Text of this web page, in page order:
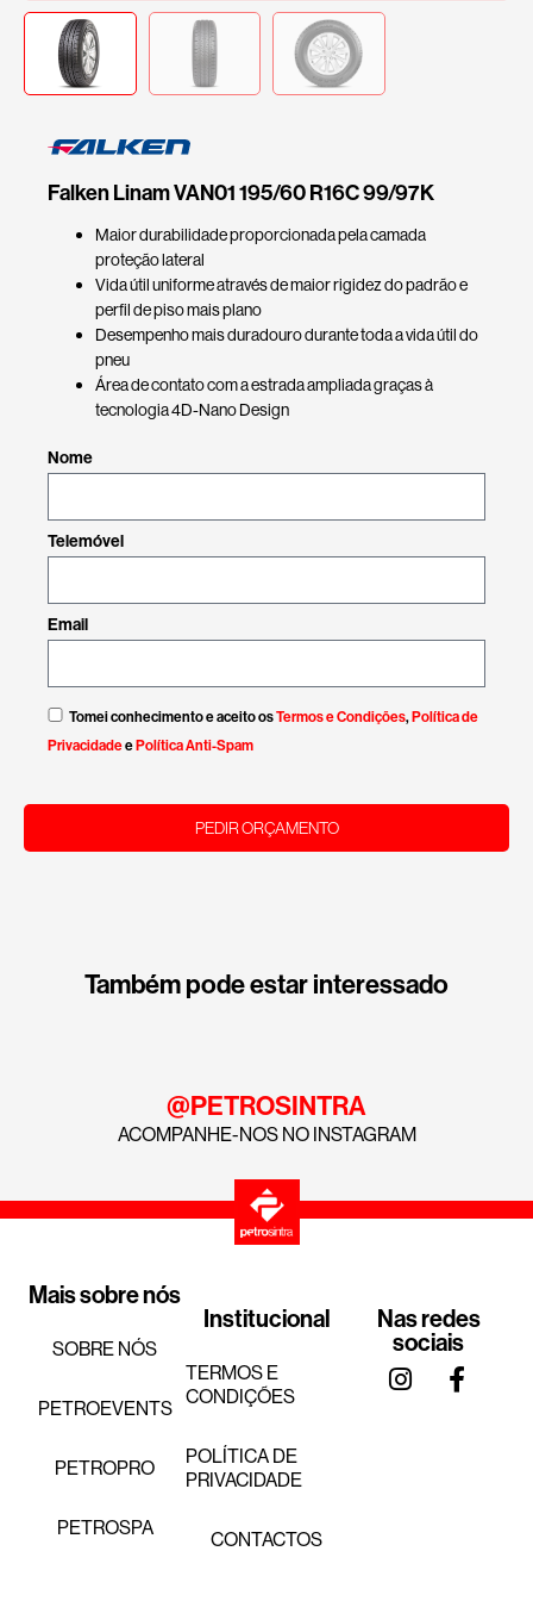
Falken Linam VAN01 195/60 R16C 99/97K
Maior durabilidade proporcionada pela camada
proteção lateral
Vida útil uniforme através de maior rigidez do padrão e
perfil de piso mais plano
Desempenho mais duradouro durante toda a vida útil do
pneu
Área de contato com a estrada ampliada graças à
tecnologia 4D-Nano Design
Nome
Telemóvel
Email
Tomei conhecimento e aceito osTermos e Condições,Política de
PrivacidadeePolítica Anti-Spam
PEDIR ORÇAMENTO
Também pode estar interessado
@PETROSINTRA
ACOMPANHE-NOS NO INSTAGRAM
Mais sobre nós
SOBRE NÓS
PETROEVENTS
PETROPRO
PETROSPA
Institucional
TERMOS E
CONDIÇÕES
POLÍTICA DE
PRIVACIDADE
CONTACTOS
Nas redes
sociais